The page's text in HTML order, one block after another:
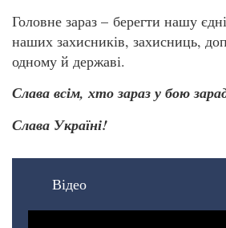
Головне зараз – берегти нашу
наших захисників, захисниць,
одному й державі.
Слава всім, хто зараз у бою
Слава Україні!
Відео